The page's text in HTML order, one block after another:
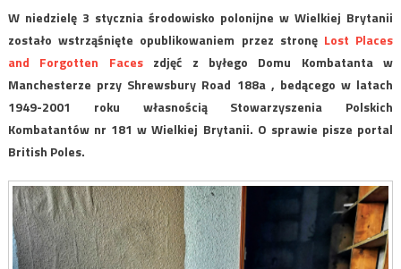
W niedzielę 3 stycznia środowisko polonijne w Wielkiej Brytanii
zostało wstrząśnięte opublikowaniem przez stronę Lost Places
and Forgotten Faceszdjęć z byłego Domu Kombatanta w
Manchesterze przy Shrewsbury Road 188a , bedącego w latach
1949-2001 roku własnością Stowarzyszenia Polskich
Kombatantów nr 181 w Wielkiej Brytanii. O sprawie pisze portal
British Poles.